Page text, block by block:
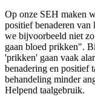
Op onze SEH maken
positief benaderen van
we bijvoorbeeld niet
gaan bloed prikken".
'prikken' gaan vaak
benadering en positief
behandeling minder
Helpend taalgebruik.